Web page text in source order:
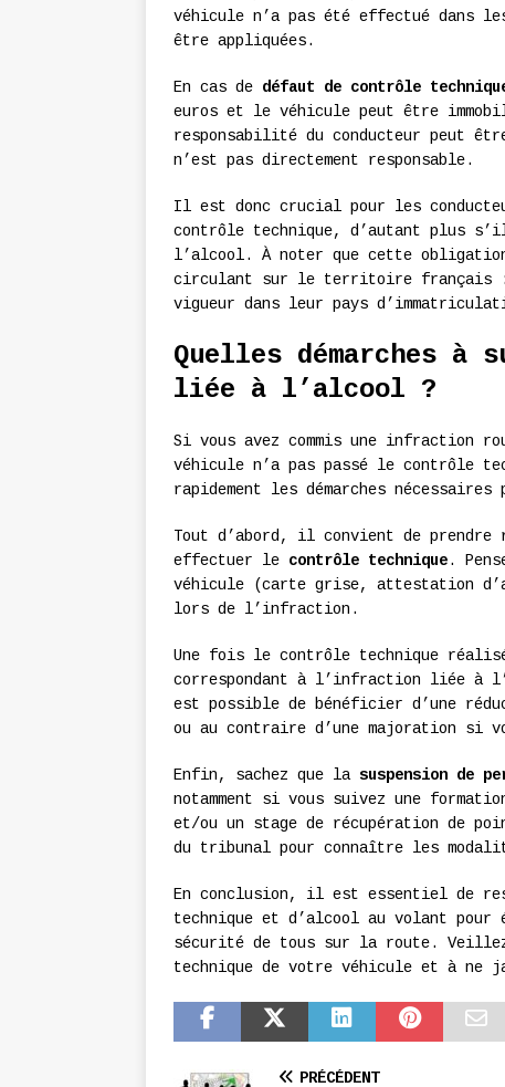
véhicule n’a pas été effectué dans
être appliquées.
En cas de défaut de contrôle
euros et le véhicule peut être
responsabilité du conducteur peut
n’est pas directement responsable.
Il est donc crucial pour les
contrôle technique, d’autant plus
l’alcool. À noter que cette
circulant sur le territoire français :
vigueur dans leur pays
Quelles démarches
liée à l’alcool ?
Si vous avez commis une infraction
véhicule n’a pas passé le contrôle
rapidement les démarches
Tout d’abord, il convient de prendre
effectuer le contrôle technique.
véhicule (carte grise, attestation
lors de l’infraction.
Une fois le contrôle technique
correspondant à l’infraction liée à
est possible de bénéficier d’une
ou au contraire d’une majoration si
Enfin, sachez que la suspension de
notamment si vous suivez une
et/ou un stage de récupération de
du tribunal pour connaître les
En conclusion, il est essentiel de
technique et d’alcool au volant
sécurité de tous sur la route.
technique de votre véhicule et à ne
PRÉCÉDENT